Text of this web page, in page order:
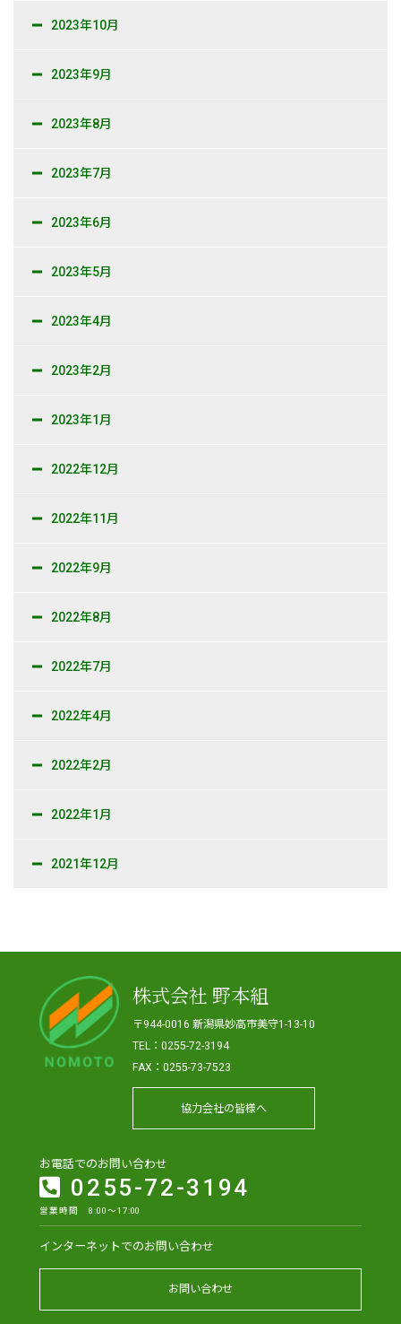
2023年10月
2023年9月
2023年8月
2023年7月
2023年6月
2023年5月
2023年4月
2023年2月
2023年1月
2022年12月
2022年11月
2022年9月
2022年8月
2022年7月
2022年4月
2022年2月
2022年1月
2021年12月
株式会社 野本組
〒944-0016 新潟県妙高市美守1-13-10
TEL：0255-72-3194
FAX：0255-73-7523
協力会社の皆様へ
お電話でのお問い合わせ
0255-72-3194
営業時間 8:00～17:00
インターネットでのお問い合わせ
お問い合わせ